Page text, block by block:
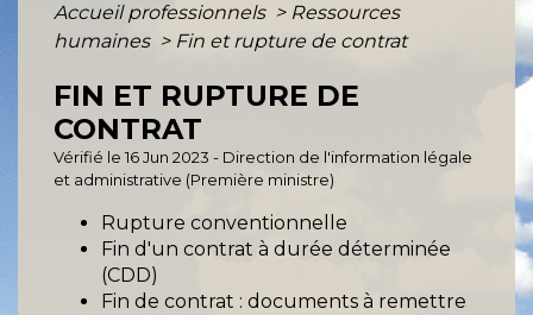
Accueil professionnels > Ressources
humaines > Fin et rupture de contrat
FIN ET RUPTURE DE
CONTRAT
Vérifié le 16 Jun 2023 - Direction de l'information légale
et administrative (Première ministre)
Rupture conventionnelle
Fin d'un contrat à durée déterminée
(CDD)
Fin de contrat : documents à remettre